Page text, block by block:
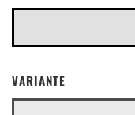
VARIANTE